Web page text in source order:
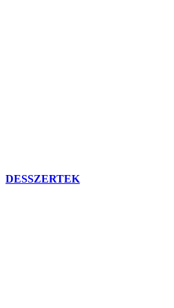
DESSZERTEK